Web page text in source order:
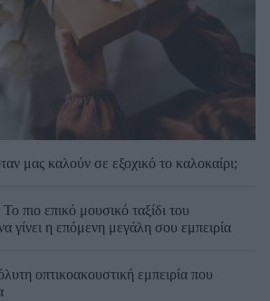
μας καλούν σε εξοχικό το καλοκαίρι;
πιο επικό μουσικό ταξίδι του
γίνει η επόμενη μεγάλη σου εμπειρία
οπτικοακουστική εμπειρία που